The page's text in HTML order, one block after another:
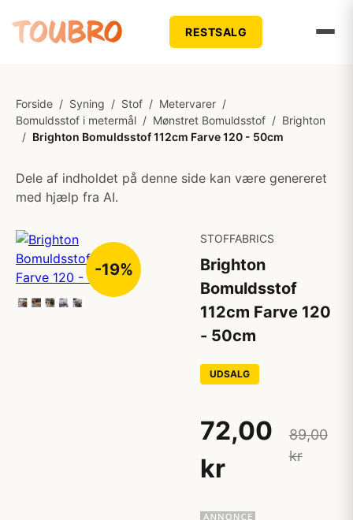
RESTSALG
Forside / Syning / Stof / Metervarer /
Bomuldsstof i metermål / Mønstret Bomuldsstof / Brighton
/ Brighton Bomuldsstof 112cm Farve 120 - 50cm
Dele af indholdet på denne side kan være genereret
med hjælp fra AI.
-19%
STOFFABRICS
Brighton
Bomuldsstof
112cm Farve 120
- 50cm
UDSALG
72,00
kr
89,00
kr